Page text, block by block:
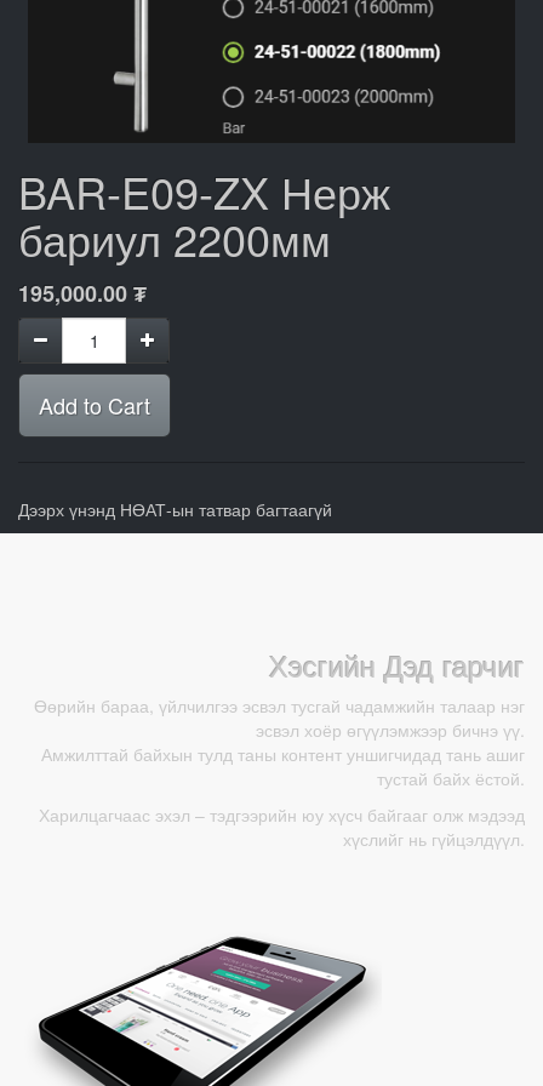
BAR-E09-ZX Нерж
бариул 2200мм
195,000.00₮
Add to Cart
Дээрх үнэнд НӨАТ-ын татвар багтаагүй
Хэсгийн Дэд гарчиг
Өөрийн бараа, үйлчилгээ эсвэл тусгай чадамжийн талаар нэг
эсвэл хоёр өгүүлэмжээр бичнэ үү.
Амжилттай байхын тулд таны контент уншигчидад тань ашиг
тустай байх ёстой.
Харилцагчаас эхэл – тэдгээрийн юу хүсч байгааг олж мэдээд
хүслийг нь гүйцэлдүүл.